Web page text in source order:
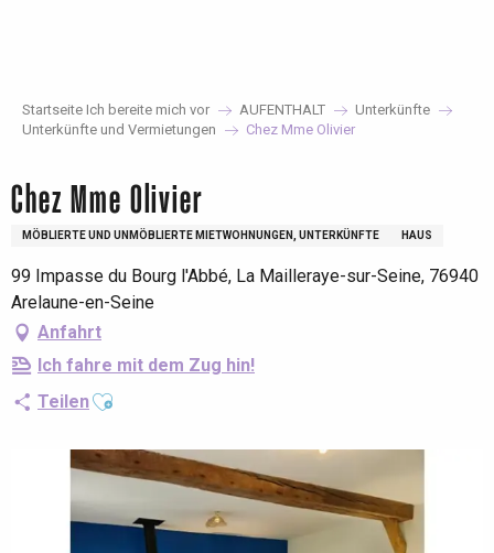
Startseite Ich bereite mich vor AUFENTHALT
Unterkünfte
Unterkünfte und Vermietungen
Chez Mme Olivier
Chez Mme Olivier
MÖBLIERTE UND UNMÖBLIERTE MIETWOHNUNGEN, UNTERKÜNFTE HAUS
99 Impasse du Bourg l'Abbé, La Mailleraye-sur-Seine, 76940
Arelaune-en-Seine
Anfahrt
Ich fahre mit dem Zug hin!
TeilenAjouter aux favoris